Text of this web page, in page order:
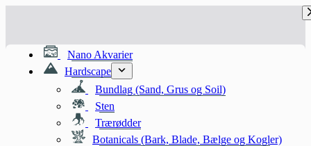
Nano Akvarier
Hardscape
Bundlag (Sand, Grus og Soil)
Sten
Trærødder
Botanicals (Bark, Blade, Bælge og Kogler)